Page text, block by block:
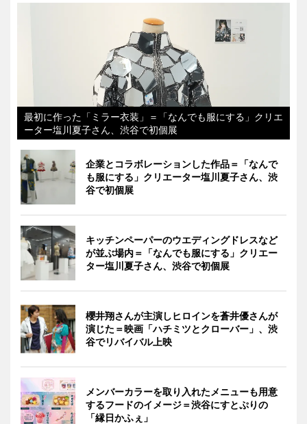
最初に作った「ミラー衣装」＝「なんでも服にする」クリエ
ーター塩川夏子さん、渋谷で初個展
企業とコラボレーションした作品＝「なんで
も服にする」クリエーター塩川夏子さん、渋
谷で初個展
キッチンペーパーのウエディングドレスなど
が並ぶ場内＝「なんでも服にする」クリエー
ター塩川夏子さん、渋谷で初個展
櫻井翔さんが主演しヒロインを蒼井優さんが
演じた＝映画「ハチミツとクローバー」、渋
谷でリバイバル上映
メンバーカラーを取り入れたメニューも用意
するフードのイメージ＝渋谷にすとぷりの
「縁日かふぇ」